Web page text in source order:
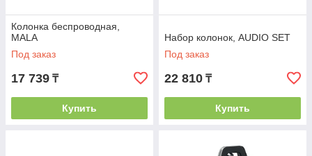
Колонка беспроводная,
MALA
Под заказ
17 739 ₸
Купить
Набор колонок, AUDIO SET
Под заказ
22 810 ₸
Купить